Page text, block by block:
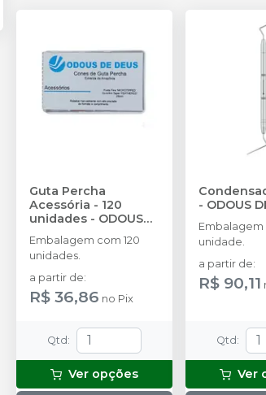
Guta Percha
Acessória - 120
unidades - ODOUS
Embalagem com 120
unidades.
a partir de:
R$ 36,86 no Pix
Qtd :
Ver opções
- ODOUS
Embalagem
unidade.
a partir de:
R$ 90,11
Qtd :
Ver